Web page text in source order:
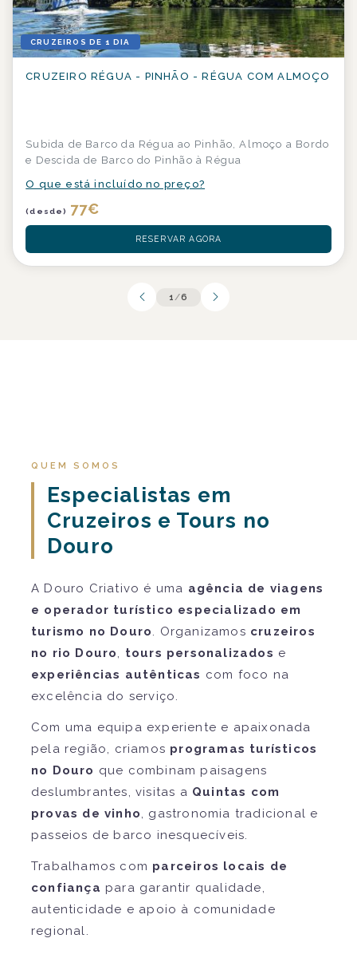
CRUZEIROS DE 1 DIA
CRUZEIRO RÉGUA - PINHÃO - RÉGUA COM ALMOÇO
Subida de Barco da Régua ao Pinhão, Almoço a Bordo
e Descida de Barco do Pinhão à Régua
O que está incluído no preço?
(desde) 77€
RESERVAR AGORA
1 /6
QUEM SOMOS
Especialistas em
Cruzeiros e Tours no
Douro
A Douro Criativo é uma agência de viagens
e operador turístico especializado em
turismo no Douro. Organizamos cruzeiros
no rio Douro, tours personalizados e
experiências autênticas com foco na
excelência do serviço.
Com uma equipa experiente e apaixonada
pela região, criamos programas turísticos
no Douro que combinam paisagens
deslumbrantes, visitas a Quintas com
provas de vinho, gastronomia tradicional e
passeios de barco inesquecíveis.
Trabalhamos com parceiros locais de
confiança para garantir qualidade,
autenticidade e apoio à comunidade
regional.